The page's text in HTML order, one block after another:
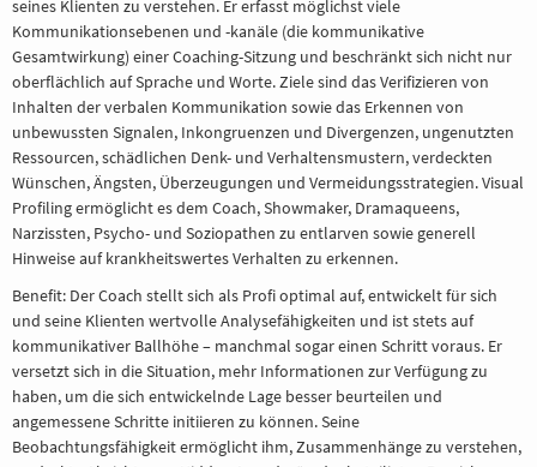
seines Klienten zu verstehen. Er erfasst möglichst viele
Kommunikationsebenen und -kanäle (die kommunikative
Gesamtwirkung) einer Coaching-Sitzung und beschränkt sich nicht nur
oberflächlich auf Sprache und Worte. Ziele sind das Verifizieren von
Inhalten der verbalen Kommunikation sowie das Erkennen von
unbewussten Signalen, Inkongruenzen und Divergenzen, ungenutzten
Ressourcen, schädlichen Denk- und Verhaltensmustern, verdeckten
Wünschen, Ängsten, Überzeugungen und Vermeidungsstrategien. Visual
Profiling ermöglicht es dem Coach, Showmaker, Dramaqueens,
Narzissten, Psycho- und Soziopathen zu entlarven sowie generell
Hinweise auf krankheitswertes Verhalten zu erkennen.
Benefit: Der Coach stellt sich als Profi optimal auf, entwickelt für sich
und seine Klienten wertvolle Analysefähigkeiten und ist stets auf
kommunikativer Ballhöhe – manchmal sogar einen Schritt voraus. Er
versetzt sich in die Situation, mehr Informationen zur Verfügung zu
haben, um die sich entwickelnde Lage besser beurteilen und
angemessene Schritte initiieren zu können. Seine
Beobachtungsfähigkeit ermöglicht ihm, Zusammenhänge zu verstehen,